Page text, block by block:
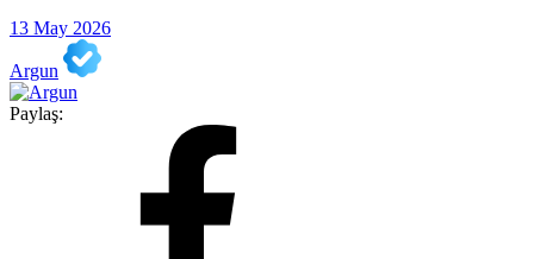
13 May 2026
Argun
Paylaş: